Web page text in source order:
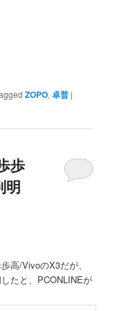
ZOPO,卓普 |
歩
明
高/VivoのX3だが、
たと、PCONLINEが